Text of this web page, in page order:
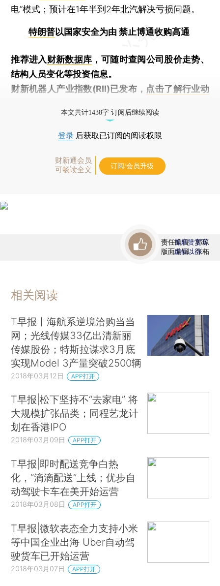
电”模式；预计在1年半到2年北汽解决亏损问题。
特朗普以国家安全为由 禁止博通收购高通
推荐进入财新数据库 ，可随时查阅公司股价走势、
结构人员变化等投资信息。
财新机器人产业指数(RII)已发布， 点击了解行业动
本文共计1438字 订阅后继续阅读
登录 后获取已订阅的阅读权限
财新通会员
可畅读全文
订阅/会员升级
责任编辑：郭琼
版面编辑：张柘
首席赞赏官
虚位以待
相关阅读
T早报丨海航系逆境洽购当当
网；光线传媒33亿出清新丽
传媒股份；特斯拉谋求3月底
实现Model 3产量突破2500辆
2018年03月12日 APP打开
T早报|松下坚持不“去家电” 将
大规模扩张品类；同程艺龙计
划在香港IPO
2018年03月09日 APP打开
T早报|即时配送竞争白热
化，“滴滴配送”上线；优步自
动驾驶卡车在美开始运营
2018年03月08日 APP打开
T早报|微软表态全力支持小米
等中国企业出海 Uber自动驾
驶货车已开始运营
2018年03月07日 APP打开